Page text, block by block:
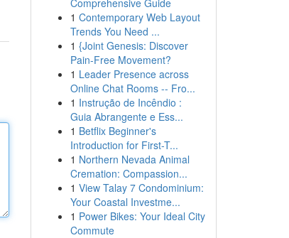
Comprehensive Guide
1 Contemporary Web Layout
Trends You Need ...
1 {Joint Genesis: Discover
Pain-Free Movement?
1 Leader Presence across
Online Chat Rooms -- Fro...
1 Instrução de Incêndio :
Guia Abrangente e Ess...
1 Betflix Beginner's
Introduction for First-T...
1 Northern Nevada Animal
Cremation: Compassion...
1 View Talay 7 Condominium:
Your Coastal Investme...
1 Power Bikes: Your Ideal City
Commute